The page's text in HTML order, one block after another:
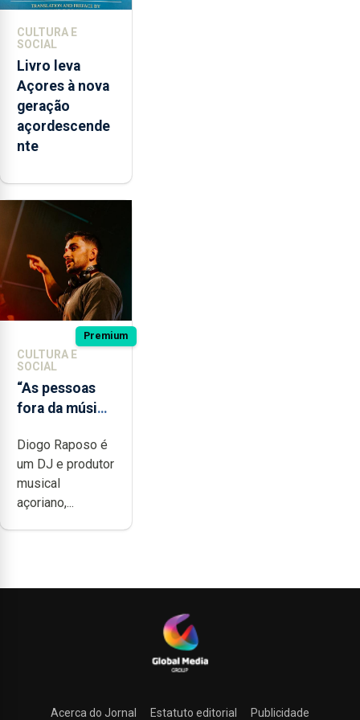
CULTURA E
SOCIAL
Livro leva
Açores à nova
geração
açordescende
nte
Premium
CULTURA E
SOCIAL
“As pessoas
fora da música
noção do quão
difícil é
produzir uma
música”
Diogo Raposo é
um DJ e produtor
musical
açoriano,...
Acerca do Jornal Estatuto editorial Publicidade